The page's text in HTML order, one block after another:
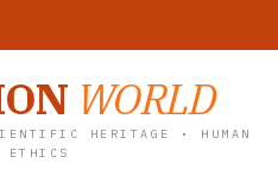
WORLD
HERITAGE • HUMAN
ETHICS